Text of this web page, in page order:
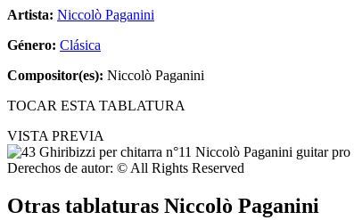
Artista: Niccolò Paganini
Género: Clásica
Compositor(es): Niccolò Paganini
TOCAR ESTA TABLATURA
VISTA PREVIA
Derechos de autor: © All Rights Reserved
Otras tablaturas Niccolò Paganini